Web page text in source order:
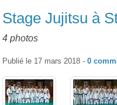
Stage Jujitsu à
4 photos
Publié le 17 mars 2018 - 0